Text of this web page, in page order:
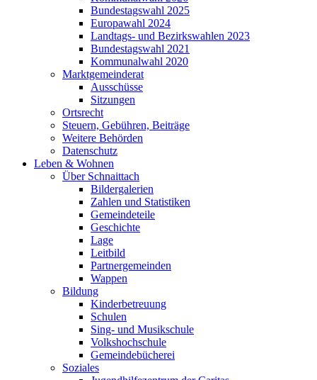
Bundestagswahl 2025
Europawahl 2024
Landtags- und Bezirkswahlen 2023
Bundestagswahl 2021
Kommunalwahl 2020
Marktgemeinderat
Ausschüsse
Sitzungen
Ortsrecht
Steuern, Gebühren, Beiträge
Weitere Behörden
Datenschutz
Leben & Wohnen
Über Schnaittach
Bildergalerien
Zahlen und Statistiken
Gemeindeteile
Geschichte
Lage
Leitbild
Partnergemeinden
Wappen
Bildung
Kinderbetreuung
Schulen
Sing- und Musikschule
Volkshochschule
Gemeindebücherei
Soziales